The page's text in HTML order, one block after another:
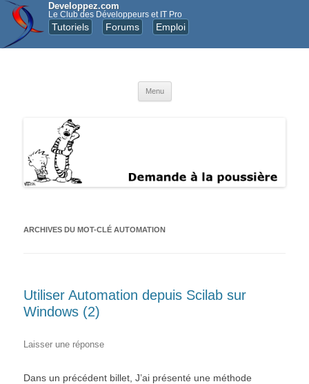
Developpez.com
Le Club des Développeurs et IT Pro
Tutoriels Forums Emploi
Menu
ARCHIVES DU MOT-CLÉ AUTOMATION
Utiliser Automation depuis Scilab sur
Windows (2)
Laisser une réponse
Dans un précédent billet, J’ai présenté une méthode